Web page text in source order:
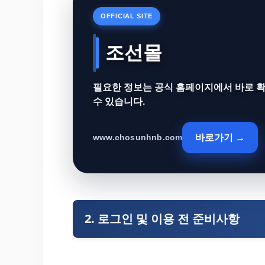
OFFICIAL SITE
조선몰
필요한 정보는 공식 홈페이지에서 바로
수 있습니다.
www.chosunhnb.com 바로가기 →
2. 로그인 및 이용 전 준비사항